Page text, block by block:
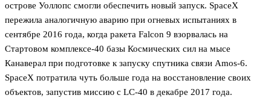
острове Уоллопс смогли обеспечить новый запуск. SpaceX
пережила аналогичную аварию при огневых испытаниях в
сентябре 2016 года, когда ракета Falcon 9 взорвалась на
Стартовом комплексе-40 базы Космических сил на мысе
Канаверал при подготовке к запуску спутника связи Amos-6.
SpaceX потратила чуть больше года на восстановление своих
объектов, запустив миссию с LC-40 в декабре 2017 года.